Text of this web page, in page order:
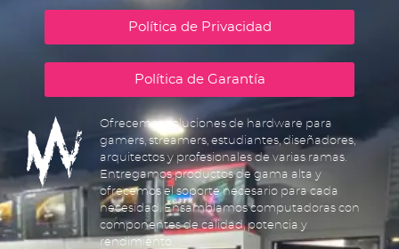
Política de Privacidad
Política de Garantía
Ofrecemos soluciones de hardware para
gamers, streamers, estudiantes, diseñadores,
arquitectos y profesionales de varias ramas.
Entregamos productos de gama alta y
ofrecemos el soporte necesario para cada
necesidad. Ensamblamos computadoras con
componentes de calidad, potencia y
rendimiento.